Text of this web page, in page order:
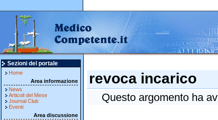
Sezioni del portale
Home
Area informazione
News
Articoli del Mese
Journal Club
Eventi
Area discussione
revoca incarico
Questo argomento ha